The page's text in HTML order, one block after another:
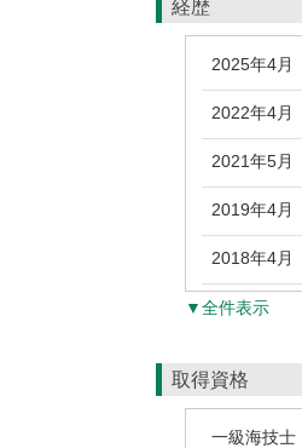
経歴
2025年4月
2022年4月
2021年5月
2019年4月
2018年4月
▼全件表示
取得資格
一級海技士